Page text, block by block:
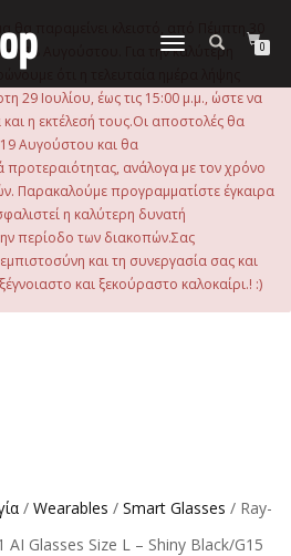
Εναλλαγή
0
θα παραμείνει κλειστό, από Πέμπτη 30
18 Αυγούστου. Για την καλύτερη
ότι η τελευταία ημέρα λήψης
29 Ιουλίου, έως τις 15:00 μ.μ., ώστε να
η εκτέλεσή τους.Οι αποστολές θα
Αυγούστου και θα
ανάλογα με τον χρόνο
Παρακαλούμε προγραμματίστε έγκαιρα
η καλύτερη δυνατή
περίοδο των διακοπών.Σας
και τη συνεργασία σας και
και ξεκούραστο καλοκαίρι.! :)
/ Wearables / Smart Glasses / Ray-
Glasses Size L – Shiny Black/G15